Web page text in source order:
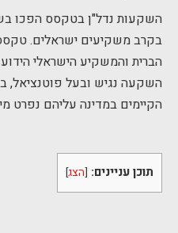
השקעות נדל"ן בטקסס הפכו
בקרב משקיעים ישראלים.
הברית והמשקיע הישראלי
השקעה נגיש ובעל פוטנציאל,
הקיימים במדינה עליהם נפרט
תוכן עניינים: [הצג]